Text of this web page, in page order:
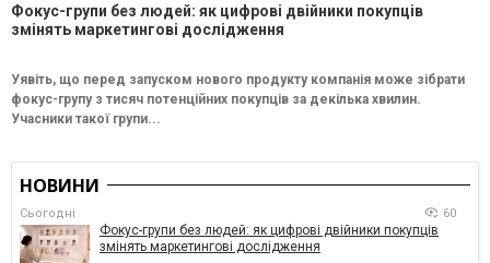
Фокус-групи без людей: як цифрові двійники покупців
змінять маркетингові дослідження
Уявіть, що перед запуском нового продукту компанія може зібрати
фокус-групу з тисяч потенційних покупців за декілька хвилин.
Учасники такої групи...
НОВИНИ
Сьогодні 60
Фокус-групи без людей: як цифрові двійники покупців
змінять маркетингові дослідження